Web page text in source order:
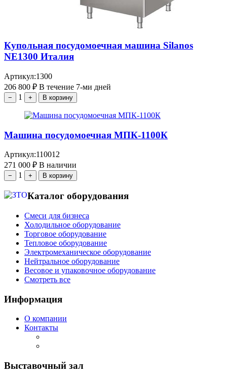
Купольная посудомоечная машина Silanos
NE1300 Италия
Артикул:1300
206 800 ₽ В течение 7-ми дней
− 1 + В корзину
Машина посудомоечная МПК-1100К
Артикул:110012
271 000 ₽ В наличии
− 1 + В корзину
Каталог оборудования
Смеси для бизнеса
Холодильное оборудование
Торговое оборудование
Тепловое оборудование
Электромеханическое оборудование
Нейтральное оборудование
Весовое и упаковочное оборудование
Смотреть все
Информация
О компании
Контакты
Выставочный зал